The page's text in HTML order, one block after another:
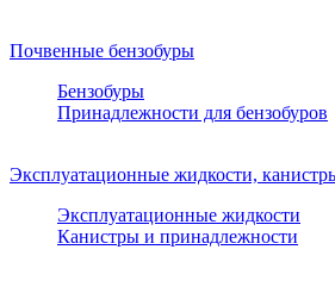
Почвенные бензобуры
Бензобуры
Принадлежности для бензобуров
Эксплуатационные жидкости,
Эксплуатационные жидкости
Канистры и принадлежности